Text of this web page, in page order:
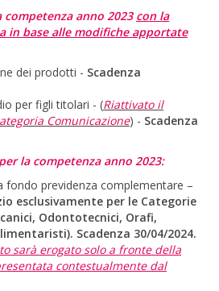
anno 2023 con la
in base alle modifiche apportate
dei prodotti - Scadenza
per figli titolari - (Riattivato il
Comunicazione) - Scadenza
la competenza anno 2023:
fondo previdenza complementare –
esclusivamente per le Categorie
Odontotecnici, Orafi,
Scadenza 30/04/2024.
sarà erogato solo a fronte della
contestualmente dal